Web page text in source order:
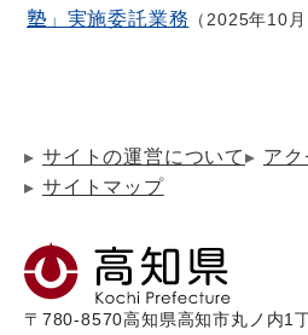
塾」実施委託業務
2025年10月
サイトの運営について
ア
サイトマップ
〒780-8570高知県高知市丸ノ内1